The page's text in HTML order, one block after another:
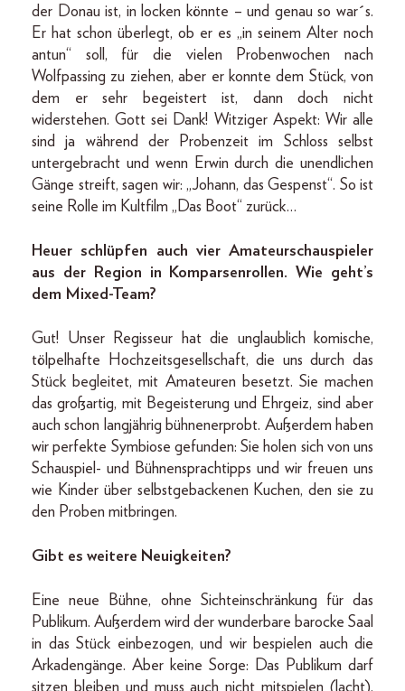
der Donau ist, in locken könnte – und genau so war´s.
Er hat schon überlegt, ob er es „in seinem Alter noch
antun“ soll, für die vielen Probenwochen nach
Wolfpassing zu ziehen, aber er konnte dem Stück, von
dem er sehr begeistert ist, dann doch nicht
widerstehen. Gott sei Dank! Witziger Aspekt: Wir alle
sind ja während der Probenzeit im Schloss selbst
untergebracht und wenn Erwin durch die unendlichen
Gänge streift, sagen wir: „Johann, das Gespenst“. So ist
seine Rolle im Kultfilm „Das Boot“ zurück…
Heuer schlüpfen auch vier Amateurschauspieler
aus der Region in Komparsenrollen. Wie geht’s
dem Mixed-Team?
Gut! Unser Regisseur hat die unglaublich komische,
tölpelhafte Hochzeitsgesellschaft, die uns durch das
Stück begleitet, mit Amateuren besetzt. Sie machen
das großartig, mit Begeisterung und Ehrgeiz, sind aber
auch schon langjährig bühnenerprobt. Außerdem haben
wir perfekte Symbiose gefunden: Sie holen sich von uns
Schauspiel- und Bühnensprachtipps und wir freuen uns
wie Kinder über selbstgebackenen Kuchen, den sie zu
den Proben mitbringen.
Gibt es weitere Neuigkeiten?
Eine neue Bühne, ohne Sichteinschränkung für das
Publikum. Außerdem wird der wunderbare barocke Saal
in das Stück einbezogen, und wir bespielen auch die
Arkadengänge. Aber keine Sorge: Das Publikum darf
sitzen bleiben und muss auch nicht mitspielen (lacht).